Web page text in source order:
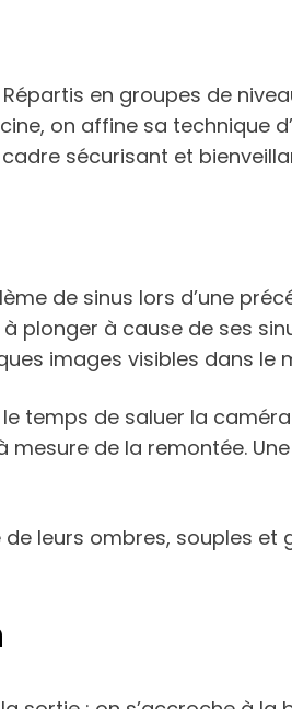
en groupes de
on affine sa technique
sécurisant et
de sinus lors d’une
plonger à cause de ses
images visibles dans le
temps de saluer la
mesure de la remontée.
leurs ombres, souples et